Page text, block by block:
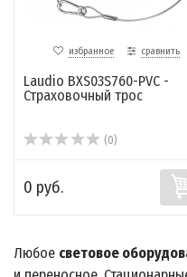
избранное сравнить
Laudio BXS03S760-PVC -
Страховочный трос
(0)
0 руб.
Любое световое